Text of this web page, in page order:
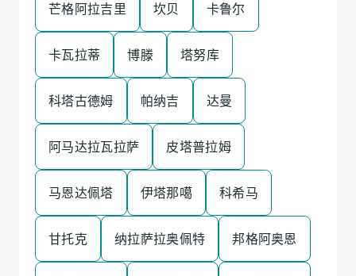
芒格阿拉吉里 坎贝 卡鲁尔
卡瓦拉蒂 博滕 塔努库
科塔古德姆 帕纳吉 达曼
阿马达拉瓦拉萨 皮塔普拉姆
马恩达佩塔 伊塔那噶 科希马
甘托克 纳拉萨拉奥佩特 邦格阿奥恩